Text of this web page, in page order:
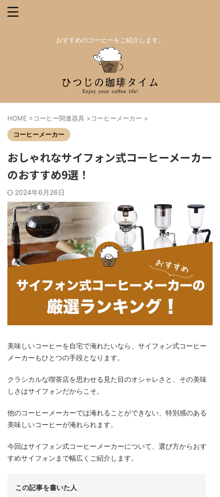
おすすめのコーヒーをご紹介します。
HOME >コーヒー関連器具 >コーヒーメーカー >
コーヒーメーカー
おしゃれなサイフォン式コーヒーメーカー
のおすすめ9選！
2024年6月26日
美味しいコーヒーを自宅で淹れたいなら、サイフォン式コーヒー
メーカーもひとつの手段となります。
クラシカルな喫茶店を思わせる見た目のオシャレさと、その美味
しさはサイフォンだからこそ。
他のコーヒーメーカーでは淹れることができない、特別感のある
美味しいコーヒーが淹れられます。
今回はサイフォン式コーヒーメーカーについて、選び方からおす
すめサイフォンまで幅広くご紹介します。
この記事を書いた人